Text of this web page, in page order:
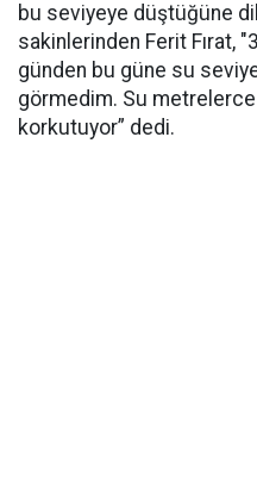
bu seviyeye düştüğüne
sakinlerinden Ferit Fırat,
günden bu güne su
görmedim. Su
korkutuyor” dedi.